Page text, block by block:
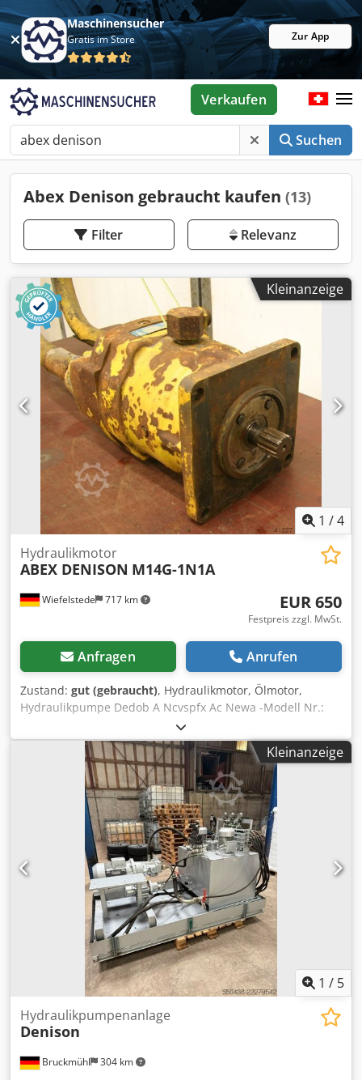
Maschinensucher
Gratis im Store Zur App
Suchen
Verkaufen
Abex Denison gebraucht kaufen (13)
Filter Relevanz
Kleinanzeige
1 /4
Wiefelstede 717 km
Hydraulikmotor
ABEX DENISON M14G-1N1A
EUR 650
Festpreis zzgl. MwSt.
Anfragen Anrufen
Zustand: gut (gebraucht), Hydraulikmotor, Ölmotor,
Hydraulikpumpe Dedob A Ncvspfx Ac Newa -Modell Nr.:
013.44186 -Aufnahme Welle verzahnt: Ø 44 mm -
Abmessungen: 470/260/320 mm -Gewicht: 130 kg
Kleinanzeige
1 / 5
Bruckmühl 304 km
Hydraulikpumpenanlage
Denison